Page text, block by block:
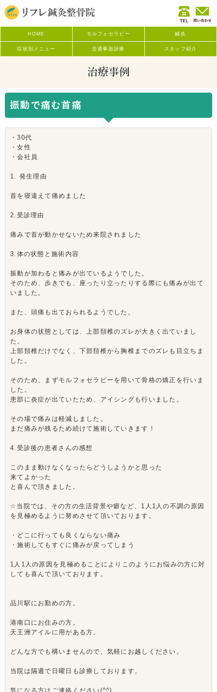
HOME モルフォセラピー 鍼灸
症状別メニュー 交通事故診療 スタッフ紹介
治療事例
振動で痛む首痛
・30代
・女性
・会社員
1. 発生理由
首を寝違えて痛めました
2.受診理由
痛みで首が動かせないため来院されました
3.体の状態と施術内容
振動が加わると痛みが出ているようでした。
そのため、歩きでも、座ったり立ったりする際にも痛みが出て
いました。
また、頭痛も出ておられるようでした。
お身体の状態としては、上部頚椎のズレが大きく出ていまし
た。
上部頚椎だけでなく、下部頚椎から胸椎までのズレも目立ちま
した。
そのため、まずモルフォセラピーを用いて骨格の矯正を行いま
した。
患部に炎症が出ていたため、アイシングも行いました。
その場で痛みは軽減しました。
まだ痛みが残るため続けて施術していきます！
4.受診後の患者さんの感想
このまま動けなくなったらどうしようかと思った
来てよかった
と喜んで頂きました。
☆当院では、その方の生活背景や癖など、1人1人の不調の原因
を見極めるように努めさせて頂いております。
・どこに行っても良くならない痛み
・施術してもすぐに痛みが戻ってしまう
1人1人の原因を見極めることによりこのようにお悩みの方に対
しても喜んで頂いております。
品川駅にお勤めの方。
港南口にお住みの方。
天王洲アイルに用がある方。
どんな方でも構いませんので、気軽にお越しください。
当院は隔週で日曜日も診療しております。
気になる方はご連絡ください(^^)